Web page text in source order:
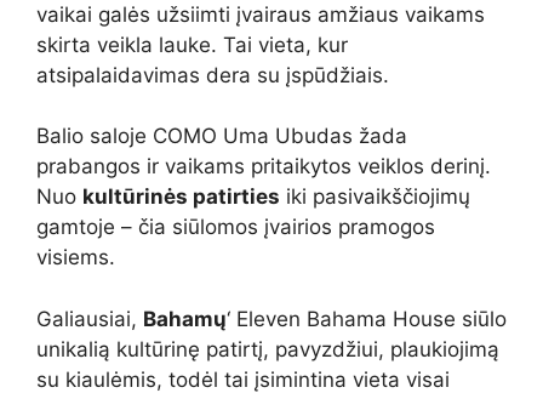
vaikai galės užsiimti įvairaus amžiaus vaikams
skirta veikla lauke. Tai vieta, kur
atsipalaidavimas dera su įspūdžiais.
Balio saloje COMO Uma Ubudas žada
prabangos ir vaikams pritaikytos veiklos derinį.
Nuo kultūrinės patirties iki pasivaikščiojimų
gamtoje – čia siūlomos įvairios pramogos
visiems.
Galiausiai, Bahamų‘ Eleven Bahama House siūlo
unikalią kultūrinę patirtį, pavyzdžiui, plaukiojimą
su kiaulėmis, todėl tai įsimintina vieta visai